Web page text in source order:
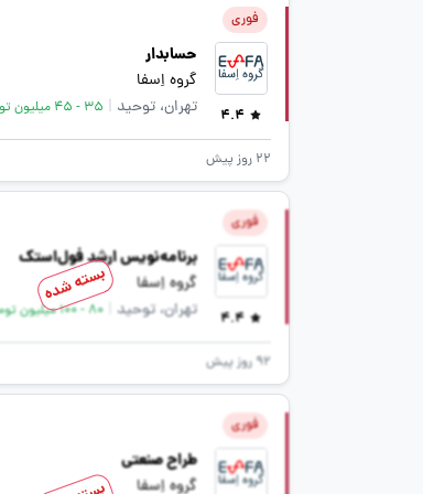
فوری
4.4
حسابدار
گروه اِسفا
تهران، توحید | 35 - 45 میلیون تومان
22 روز پیش
فوری
4.4
برنامه‌نویس ارشد فول‌استک
گروه اِسفا
تهران، توحید
80 - 100 میلیون تومان
92 روز پیش
بسته شده
فوری
طراح صنعتی
گروه اِسفا